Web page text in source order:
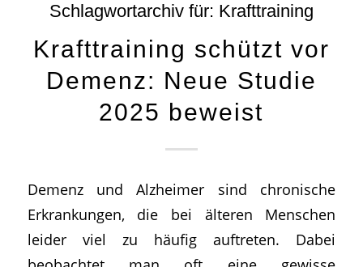
Schlagwortarchiv für: Krafttraining
Krafttraining schützt vor
Demenz: Neue Studie
2025 beweist
Demenz und Alzheimer sind chronische
Erkrankungen, die bei älteren Menschen
leider viel zu häufig auftreten. Dabei